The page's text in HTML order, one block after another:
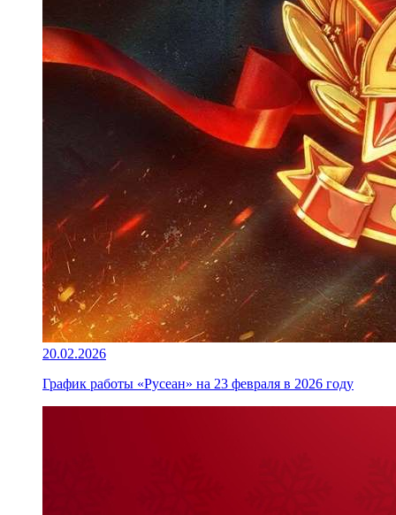
20.02.2026
График работы «Русеан» на 23 февраля в 2026 году